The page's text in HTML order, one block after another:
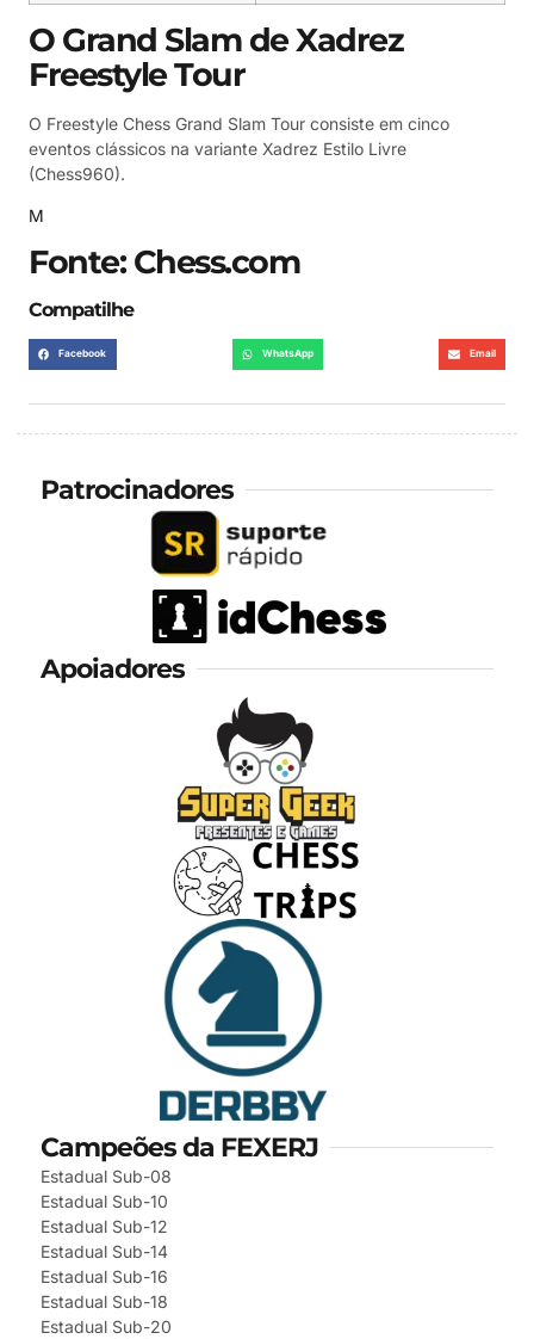
O Grand Slam de Xadrez
Freestyle Tour
O Freestyle Chess Grand Slam Tour consiste em cinco
eventos clássicos na variante Xadrez Estilo Livre
(Chess960).
M
Fonte:Chess.com
Compatilhe
Facebook WhatsApp Email
Patrocinadores
Apoiadores
Campeões da FEXERJ
Estadual Sub-08
Estadual Sub-10
Estadual Sub-12
Estadual Sub-14
Estadual Sub-16
Estadual Sub-18
Estadual Sub-20